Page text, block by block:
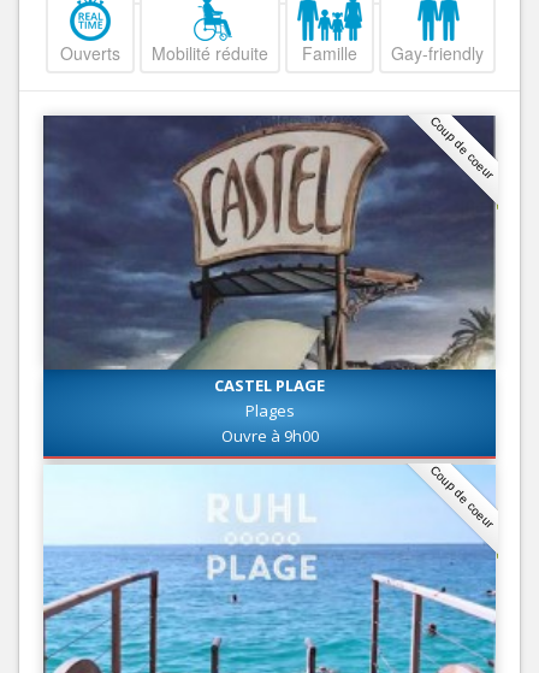
Ouverts Mobilité réduite Famille Gay-friendly
Coup de coeur
CASTEL PLAGE
Plages
Ouvre à 9h00
Coup de coeur